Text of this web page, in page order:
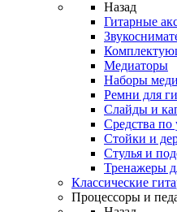
Назад
Гитарные
Медиаторы
Наборы
Ремни для
Слайды и
Средства по
Стойки и
Стулья и
Тренажеры
Классические
Процессоры и